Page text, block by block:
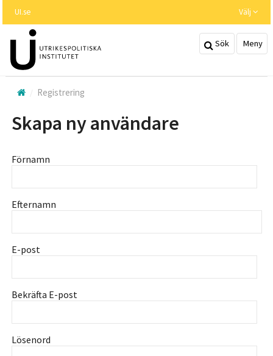
huvudinnehållet
UI.se Välj
Sök Meny
Registrering
Skapa ny användare
Förnamn
Efternamn
E-post
Bekräfta E-post
Lösenord